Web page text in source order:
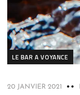
LE BAR A VOYANCE
20 JANVIER 2021